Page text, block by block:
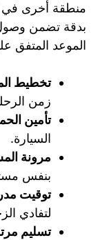
منطقة أخرى في
بدقة تضمن
الموعد المتفق
تخطيط
زمن
تأمين
السيارة.
مرونة
بنفس
توقيت
لتفادي
تسليم